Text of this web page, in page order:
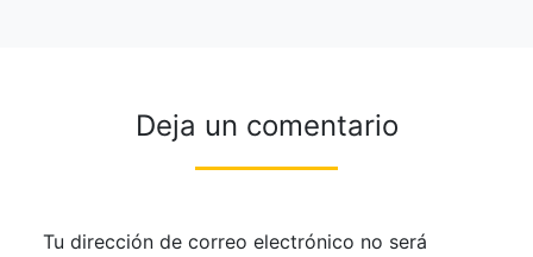
Deja un comentario
Tu dirección de correo electrónico no será